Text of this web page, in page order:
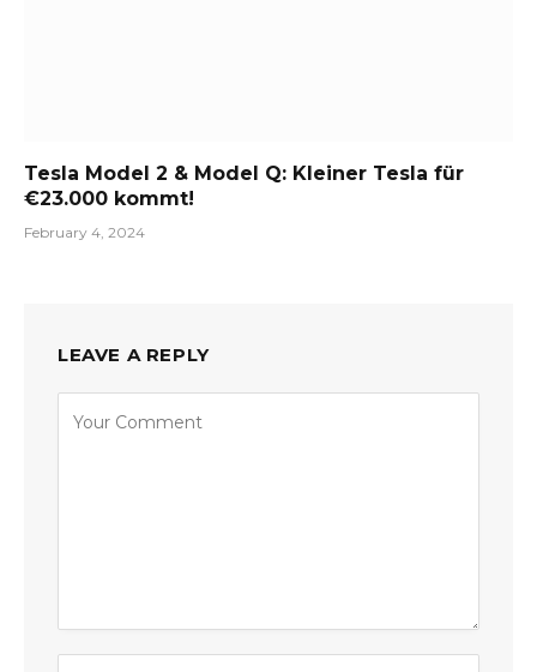
Tesla Model 2 & Model Q: Kleiner Tesla für
€23.000 kommt!
February 4, 2024
LEAVE A REPLY